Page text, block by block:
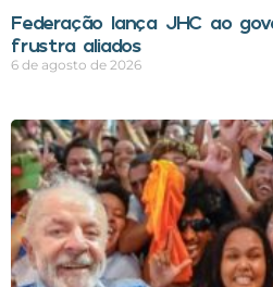
Federação lança JHC ao
frustra aliados
6 de agosto de 2026